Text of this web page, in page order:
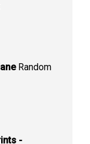
Random
-